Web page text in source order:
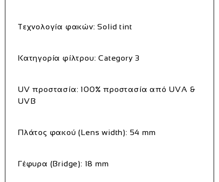
Τεχνολογία φακών: Solid tint
Κατηγορία φίλτρου: Category 3
UV προστασία: 100% προστασία από UVA &
UVB
Πλάτος φακού (Lens width): 54 mm
Γέφυρα (Bridge): 18 mm